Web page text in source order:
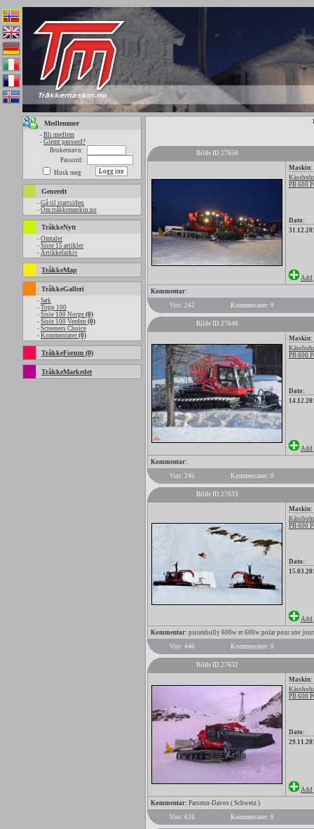
Medlemmer
- Bli medlem
- Glemt passord?
Brukernavn:
Passord:
Husk meg
Generelt
- Gå til startsiden
- Om tråkkemaskin.no
TråkkeNytt
- Omtaler
- Siste 15 artikler
- Artikkelarkiv
TråkkeMap
TråkkeGalleri
- Søk
- Topp 100
- Siste 100 Norge (0)
- Siste 100 Verden (0)
- Screeners Choice
- Kommentarer (0)
TråkkeForum (0)
TråkkeMarkedet
Bilde ID 27650
Maskin:
PB 600
Dato:
Add
Kommentar:
Vist: 242
Kommentarer: 0
Bilde ID 27646
Maskin:
PB 600
Dato:
Add
Kommentar:
Vist: 245
Kommentarer: 0
Bilde ID 27633
Maskin:
PB 600
Dato:
Add
Kommentar: pistenbully 600w et 600w polar pour une
Vist: 446
Kommentarer: 0
Bilde ID 27632
Maskin:
PB 600
Dato:
Add
Kommentar: Parsenn-Davos ( Schweiz )
Vist: 626
Kommentarer: 0